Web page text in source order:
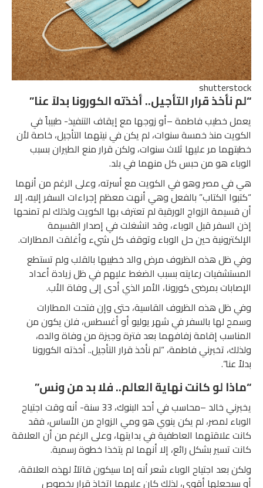
shutterstock
“لم نأخذ قرار التأجيل.. أخذته الكورونا بدلاً عنا”
يعمل خطيب فاطمة –أو زوجها مع إيقاف التنفيذ- طبيباً في
الكويت منذ خمسة سنوات، لم يكن في نيتهما التأجيل، خاصة لأن
خطبتهما مر عليها ثلاث سنوات، ولكن قرار منع الطيران بسبب
الوباء هو من حبس كل منهما في بلد.
هي في مصر وهو في الكويت مع أسرته، وعلى الرغم من أنهما
“كتبوا الكتاب” بالفعل وهي أنهت معظم إجراءات السفر إليه، إلا
أن قسيمة الزواج الورقية لم تعترف بها الكويت ولذلك لم تمنحها
إذن السفر قبل الوباء، وقد انشغلت في إصدار القسيمة
الإلكترونية حين حل الوباء وتوقف كل شيء وأغلقت المطارات.
وفي ظل هذه الظروف مرض والد خطيبها بالقلب ولم تستطع
المستشفيات رعايته بسبب الضغط عليهم في ظل زيادة أعداد
الإصابات بمرضى كورونا، الأمر الذي أدى إلى وفاة الأب.
وفي ظل هذه الظروف القاسية، حتى وإن فتحت المطارات
وسمح لها بالسفر في شهر يوليو أو أغسطس، فلن يكون من
المناسب إقامة زفافهما بعد فترة وجيزة من وفاة والده،
ولذلك، تخبرني فاطمة، “لم نأخذ قرار التأجيل.. أخذته الكورونا
بدلاً عنا”.
“ماذا لو كانت نهاية العالم.. فلا بد من ونس”
يخبرني خالد –محاسب في أحد البنوك، 33 سنة- أنه وقت اجتياح
الوباء لمصر، لم يكن ينوي هو ومي الزواج من الأساس، فقد
كانت علاقتهما العاطفية في بدايتها، وعلى الرغم من أن العلاقة
كانت تسير بشكل رائع، إلا أنهما لم يتخذا خطوة رسمية.
ولكن بعد اجتياح الوباء شعر أنه إما سيكون قاتلاً لهذه العلاقة،
أو سيجعلها أقوى، لذلك كان عليهما اتخاذ قرار بخصوص